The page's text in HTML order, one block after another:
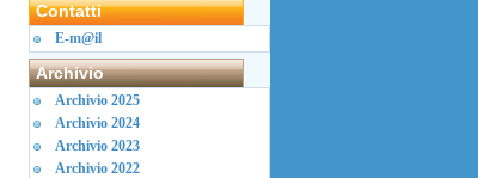
Contatti
E-m@il
Archivio
Archivio 2025
Archivio 2024
Archivio 2023
Archivio 2022